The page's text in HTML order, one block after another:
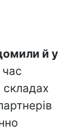
й у
час
складах